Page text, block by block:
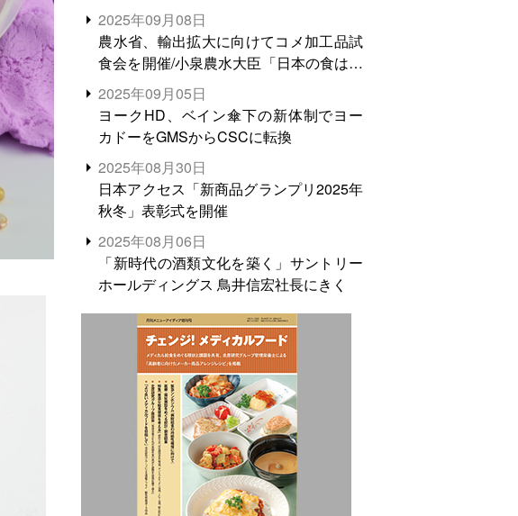
2025年09月08日
農水省、輸出拡大に向けてコメ加工品試
食会を開催/小泉農水大臣「日本の食は世
界でトップをとれる。米増産に向けて、
米輸出需要の拡大を」
2025年09月05日
ヨークHD、ベイン傘下の新体制でヨー
カドーをGMSからCSCに転換
2025年08月30日
日本アクセス「新商品グランプリ2025年
秋冬」表彰式を開催
2025年08月06日
「新時代の酒類文化を築く」サントリー
ホールディングス 鳥井信宏社長にきく